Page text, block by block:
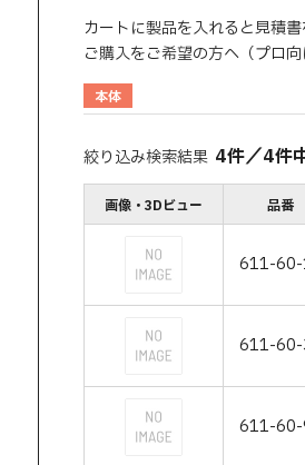
カートに製品を入れると見積書
ご購入をご希望の方へ（プロ
本体
絞り込み検索結果 4件／4件
画像・3Dビュー 品番
611-
611-60-
611-